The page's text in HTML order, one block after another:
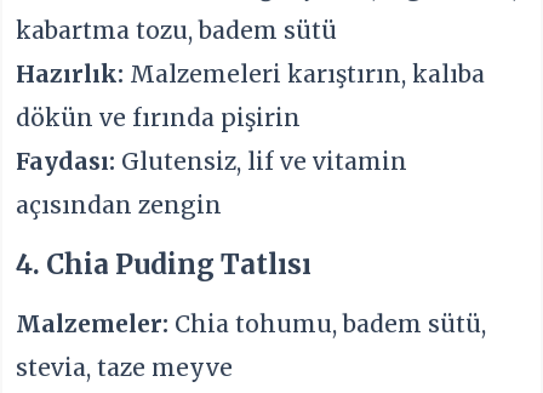
kabartma tozu, badem sütü
Hazırlık: Malzemeleri karıştırın, kalıba
dökün ve fırında pişirin
Faydası: Glutensiz, lif ve vitamin
açısından zengin
4. Chia Puding Tatlısı
Malzemeler: Chia tohumu, badem sütü,
stevia, taze meyve